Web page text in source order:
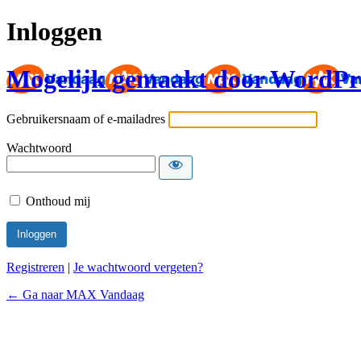
Inloggen
Mogelijk gemaakt door
Gebruikersnaam of e-mailadres
Wachtwoord
Onthoud mij
Registreren | Je wachtwoord vergeten?
← Ga naar MAX Vandaag